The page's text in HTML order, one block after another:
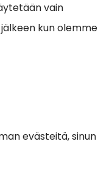
vain
kun olemme
evästeitä, sinun